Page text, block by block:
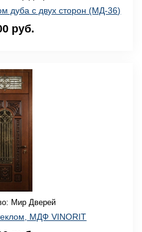
дуба с двух сторон (МД-36)
руб.
Мир Дверей
МДФ VINORIT